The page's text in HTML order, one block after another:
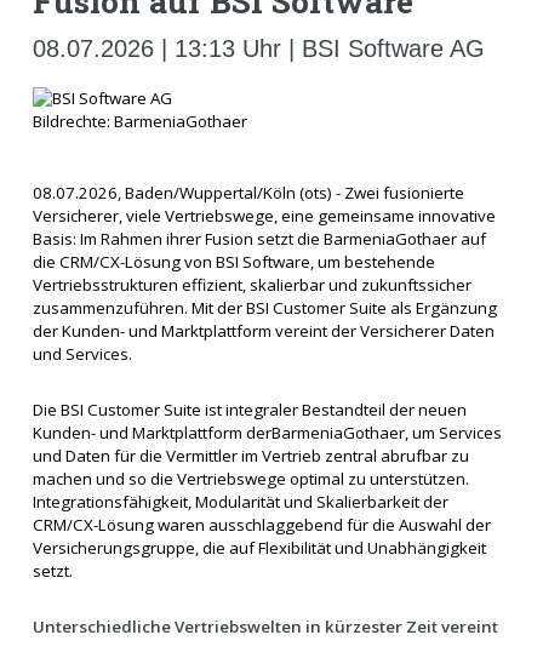
08.07.2026 | 13:13 Uhr | BSI Software AG
Bildrechte: BarmeniaGothaer
08.07.2026, Baden/Wuppertal/Köln (ots) - Zwei fusionierte
Versicherer, viele Vertriebswege, eine gemeinsame innovative
Basis: Im Rahmen ihrer Fusion setzt die BarmeniaGothaer auf
die CRM/CX-Lösung von BSI Software, um bestehende
Vertriebsstrukturen effizient, skalierbar und zukunftssicher
zusammenzuführen. Mit der BSI Customer Suite als Ergänzung
der Kunden- und Marktplattform vereint der Versicherer Daten
und Services.
Die BSI Customer Suite ist integraler Bestandteil der neuen
Kunden- und Marktplattform derBarmeniaGothaer, um Services
und Daten für die Vermittler im Vertrieb zentral abrufbar zu
machen und so die Vertriebswege optimal zu unterstützen.
Integrationsfähigkeit, Modularität und Skalierbarkeit der
CRM/CX-Lösung waren ausschlaggebend für die Auswahl der
Versicherungsgruppe, die auf Flexibilität und Unabhängigkeit
setzt.
Unterschiedliche Vertriebswelten in kürzester Zeit vereint